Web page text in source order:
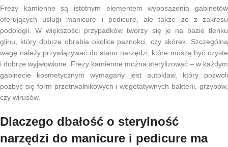
Frezy kamienne są istotnym elementem wyposażenia gabinetów
oferujących usługi manicure i pedicure, ale także ze z zakresu
podologii. W większości przypadków tworzy się je na bazie tlenku
glinu, który dobrze obrabia okolice paznokci, czy skórek. Szczególną
wagę należy przywiązywać do stanu narzędzi, które muszą być czyste
i dobrze wyjałowione. Frezy kamienne można sterylizować – w każdym
gabinecie kosmetycznym wymagany jest autoklaw, który pozwoli
pozbyć się form przetrwalnikowych i wegetatywnych bakterii, grzybów,
czy wirusów.
Dlaczego dbałość o sterylność
narzędzi do manicure i pedicure ma